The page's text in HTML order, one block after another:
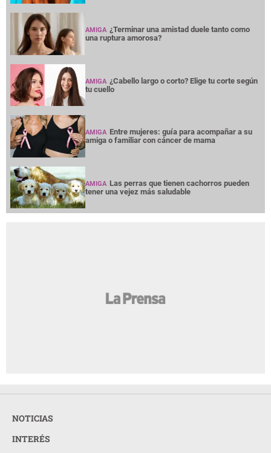
AMIGA ¿Terminar una amistad duele tanto como
una ruptura amorosa?
AMIGA ¿Cabello largo o corto? Elige tu corte según
tu cuello
AMIGA Entre mujeres: guía para acompañar a su
amiga o familiar con cáncer de mama
AMIGA Las perras que tienen cachorros pueden
tener una vejez más saludable
NOTICIAS
INTERÉS